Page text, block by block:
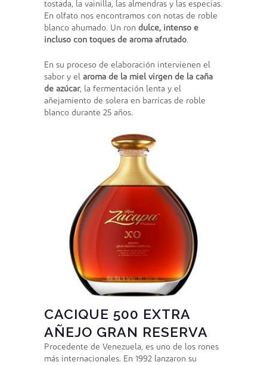
tostada, la vainilla, las almendras y las especias.
En olfato nos encontramos con notas de roble
blanco ahumado. Un ron dulce, intenso e
incluso con toques de aroma afrutado.
En su proceso de elaboración intervienen el
sabor y el aroma de la miel virgen de la caña
de azúcar, la fermentación lenta y el
añejamiento de solera en barricas de roble
blanco durante 25 años.
CACIQUE 500 EXTRA
AÑEJO GRAN RESERVA
Procedente de Venezuela, es uno de los rones
más internacionales. En 1992 lanzaron su